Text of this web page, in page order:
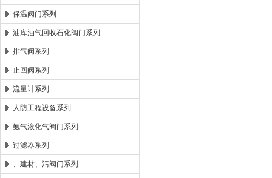
保温阀门系列
油库油气回收石化阀门系列
排气阀系列
止回阀系列
流量计系列
人防工程设备系列
氨气液化气阀门系列
过滤器系列
、建材、污阀门系列